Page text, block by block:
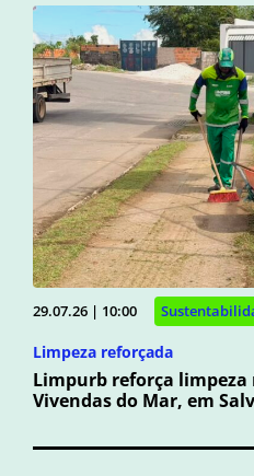
29.07.26 | 10:00
Limpeza reforçada
Limpurb reforça limpeza
Vivendas do Mar, em